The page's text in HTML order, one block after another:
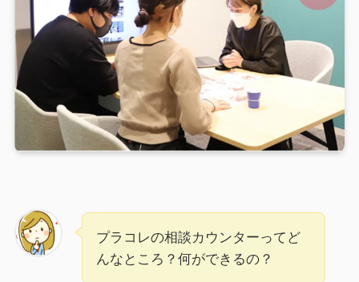
プラコレの相談カウンターってど
んなところ？何ができるの？